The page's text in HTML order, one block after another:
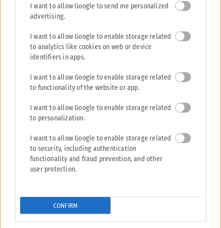
I want to allow Google to send me personalized
advertising.
I want to allow Google to enable storage related
to analytics like cookies on web or device
identifiers in apps.
I want to allow Google to enable storage related
to functionality of the website or app.
I want to allow Google to enable storage related
to personalization.
I want to allow Google to enable storage related
to security, including authentication
functionality and fraud prevention, and other
user protection.
CONFIRM